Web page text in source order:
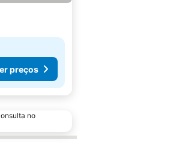
preços
no